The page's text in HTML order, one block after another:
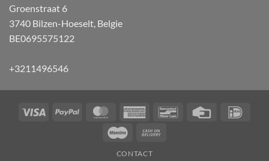
Groenstraat 6
3740 Bilzen-Hoeselt, Belgie
BE0695575122
+3211496546
Visa PayPal MasterCardAmerican
BancontactCredit
Maestro
CONTACT